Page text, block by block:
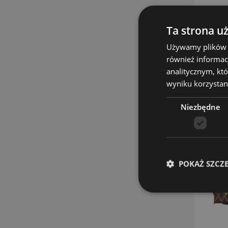
Ta strona
Używamy
również
analitycznym,
wyniku
Niezbędne
POKAŻ